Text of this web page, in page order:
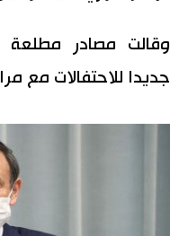
سياسة
وقالت مصادر
جديدا للاحتفالات مع